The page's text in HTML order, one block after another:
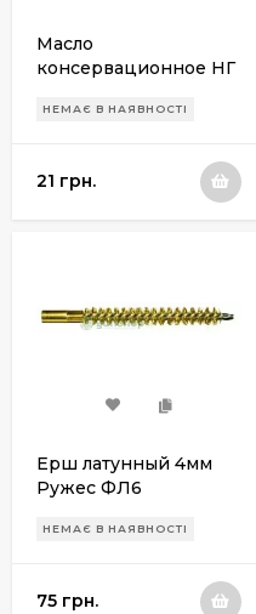
Масло
консервационное НГ
пипеткой)
НЕМАЄ В НАЯВНОСТІ
21 грн.
Ерш латунный 4мм
Ружес ФЛ6
НЕМАЄ В НАЯВНОСТІ
75 грн.